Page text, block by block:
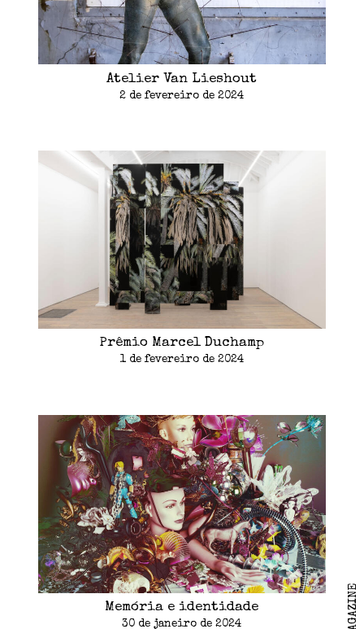
Atelier Van Lieshout
2 de fevereiro de 2024
Prêmio Marcel Duchamp
1 de fevereiro de 2024
Memória e identidade
30 de janeiro de 2024